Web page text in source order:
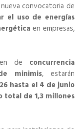
convocatoria de
el uso de energías
en empresas,
de concurrencia
minimis, estarán
hasta el 4 de junio
total de 1,3 millones